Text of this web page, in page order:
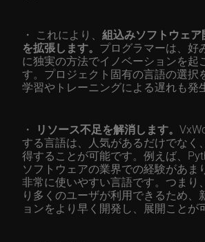
・ これにより、 組込みソフトウェ
を拡張します。 プログラマーは、好
に独実の方法でイノベーションを起
す。プロジェクト固有の言語の選択
学習やトレーニングによる遅れも発
・ リソース不足を解消します。
する言語は、人気があるだけでなく
得することが可能です。例えば、
ソフトウェアの業界での経験があま
非常に使いやすい言語です。つまり
り多くのユーザが利用できるため、
ョンをより早く開発し、展開ことが